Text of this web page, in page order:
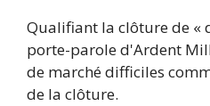
Qualifiant la clôture de «
porte-parole d'Ardent
de marché difficiles
de la clôture.